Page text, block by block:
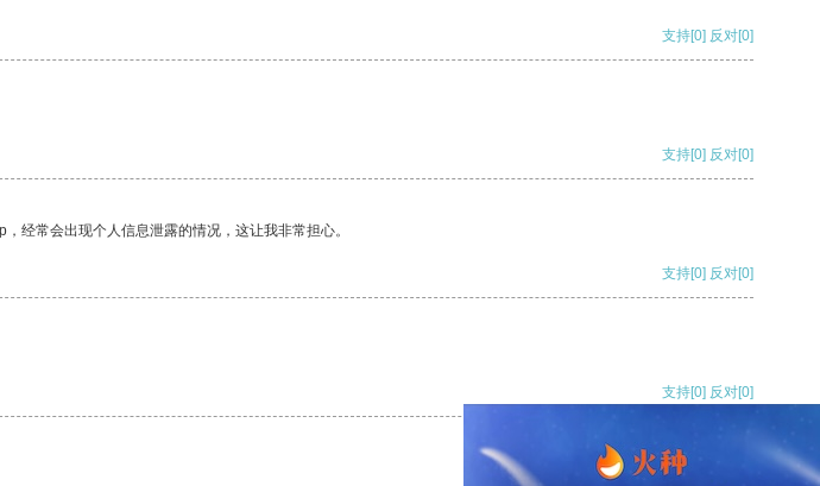
支持[0] 反对[0]
支持[0] 反对[0]
经常会出现个人信息泄露的情况，这让我非常担心。
支持[0] 反对[0]
支持[0] 反对[0]